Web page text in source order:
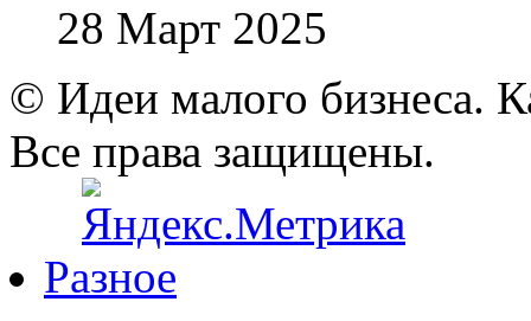
28 Март 2025
© Идеи малого бизнеса.
Все права защищены.
Разное